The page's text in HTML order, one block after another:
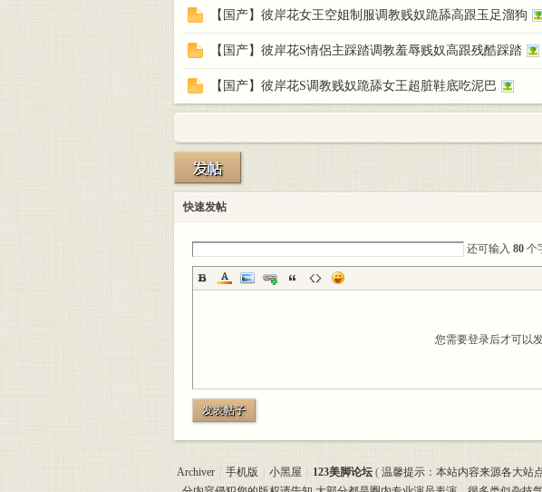
【国产】彼岸花女王空姐制服调教贱奴跪舔高跟玉足溜狗
【国产】彼岸花S情侶主踩踏调教羞辱贱奴高跟残酷踩踏
【国产】彼岸花S调教贱奴跪舔女王超脏鞋底吃泥巴
快速发帖
还可输入 80 个
您需要登录后才可以
发表帖子
Archiver 手机版 小黑屋 123美脚论坛 ( 温馨提示：本站内容来源各大站